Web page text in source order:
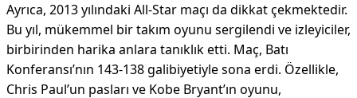
Ayrıca, 2013 yılındaki All-Star maçı da dikkat çekmektedir.
Bu yıl, mükemmel bir takım oyunu sergilendi ve izleyiciler,
birbirinden harika anlara tanıklık etti. Maç, Batı
Konferansı’nın 143-138 galibiyetiyle sona erdi. Özellikle,
Chris Paul’un pasları ve Kobe Bryant’ın oyunu,